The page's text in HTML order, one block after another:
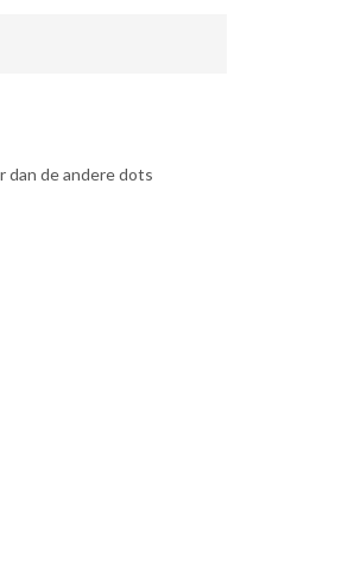
dan de andere dots